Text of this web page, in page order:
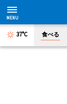
37°C 食べる